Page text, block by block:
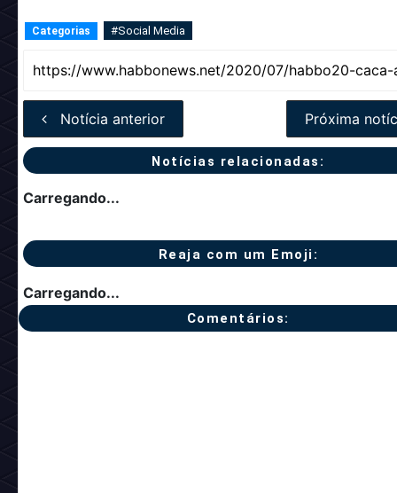
Categorias #Social Media
Notícia anterior Próxima
Notícias relacionadas:
Carregando...
Reaja com um Emoji:
Carregando...
Comentários: